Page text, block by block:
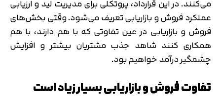
می‌کنند. در این قرارداد، پروتکلی برای مدیریت لید و ارزیابی
عملکرد فروش و بازاریابی تعریف می‌شود. وقتی بخش‌های
فروش و بازاریابی در عین تفاوتی که با هم دارند، با هم
همکاری کنند شاهد جذب مشتریان بیشتر و افزایش
چشمگیر درآمد خواهیم بود.
تفاوت فروش و بازاریابی بسیار زیاد است